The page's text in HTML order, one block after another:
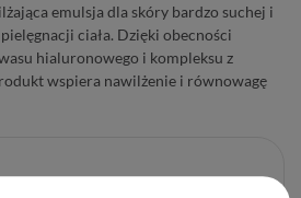
emulsja dla skóry bardzo suchej i
ciała. Dzięki obecności
hialuronowego i kompleksu z
wspiera nawilżenie i równowagę